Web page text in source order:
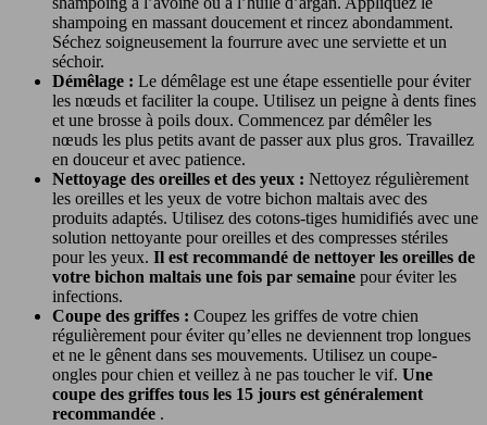
shampoing en massant doucement et rincez abondamment.
Séchez soigneusement la fourrure avec une serviette et un
séchoir.
Démêlage : Le démêlage est une étape essentielle pour éviter
les nœuds et faciliter la coupe. Utilisez un peigne à dents fines
et une brosse à poils doux. Commencez par démêler les
nœuds les plus petits avant de passer aux plus gros. Travaillez
en douceur et avec patience.
Nettoyage des oreilles et des yeux : Nettoyez régulièrement
les oreilles et les yeux de votre bichon maltais avec des
produits adaptés. Utilisez des cotons-tiges humidifiés avec une
solution nettoyante pour oreilles et des compresses stériles
pour les yeux. Il est recommandé de nettoyer les oreilles de
votre bichon maltais une fois par semaine pour éviter les
infections.
Coupe des griffes : Coupez les griffes de votre chien
régulièrement pour éviter qu’elles ne deviennent trop longues
et ne le gênent dans ses mouvements. Utilisez un coupe-
ongles pour chien et veillez à ne pas toucher le vif. Une
coupe des griffes tous les 15 jours est généralement
recommandée .